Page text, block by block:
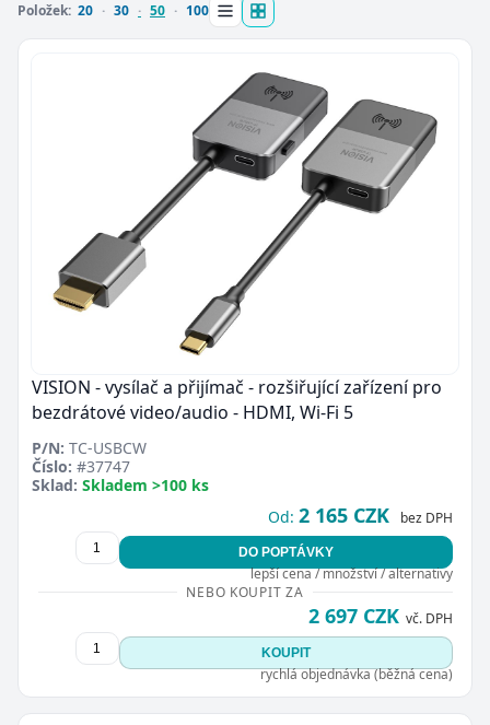
Položek: 20 30 50 100
VISION - vysílač a přijímač - rozšiřující zařízení pro
bezdrátové video/audio - HDMI, Wi-Fi 5
P/N: TC-USBCW
Číslo: #37747
Sklad: Skladem >100 ks
Od: 2 165 CZK bez DPH
DO POPTÁVKY
lepší cena / množství / alternativy
NEBO KOUPIT ZA
2 697 CZK vč. DPH
KOUPIT
rychlá objednávka (běžná cena)